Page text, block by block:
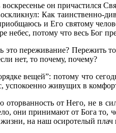
он причастился
Как
и Его святому
потому что весь Бог
это переживание?
нет, то почему, почему?
вещей”: потому что
успокоенно живущих в
от Него, не в
они принимают от Бога то,
на наш осиротелый плач